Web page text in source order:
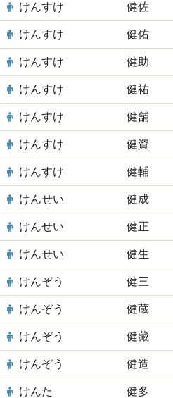
けんすけ 健佐
けんすけ 健佑
けんすけ 健助
けんすけ 健祐
けんすけ 健舗
けんすけ 健資
けんすけ 健輔
けんせい 健成
けんせい 健正
けんせい 健生
けんぞう 健三
けんぞう 健蔵
けんぞう 健藏
けんぞう 健造
けんた 健多